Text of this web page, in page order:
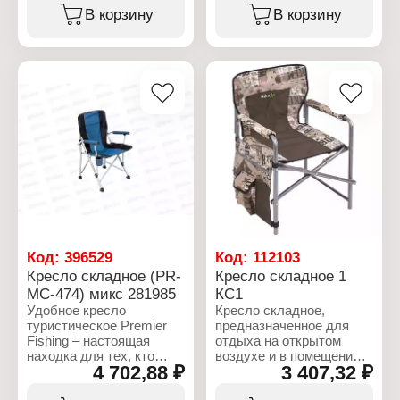
Тип товара: Кресло
Назначение: садовое
В корзину
Оригинальный дизайн,
удобная и легкая
все это преимущества
кресла PR-D-2115. В
комплекте идет
тканевый чехол с
ремешком для хранения
и переноса.
Характеристики:
Бренд: Gardens
Артикул: PR-D-2115
Тип товара: Кресло
Механизм: складное
Материал: оксфорд
600D, сталь
Габариты: 56х40х103 см
Габариты в сложенном
виде: 47х10х17 см
Цвет: микс
Максимальная нагрузка:
100 кг
Комплектация: тканевый
В корзину
Код: 396529
Кресло складное (PR-
МС-474) микс 281985
Удобное кресло
туристическое Premier
Fishing – настоящая
находка для тех, кто
умеет ценить комфорт.
4 702,88 ₽
Код: 112103
Кресло складное 1
КС1
Кресло складное,
предназначенное для
отдыха на открытом
воздухе и в помещении.
Ткань не боится воды,
легко чистится моющими
3 407,32 ₽